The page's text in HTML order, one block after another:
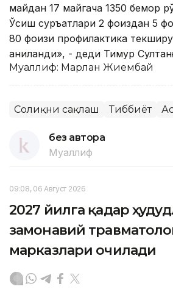
майдан 17 майгача 1350 бемор
Ўсиш суръатлари 2 фоиздан 5
80 фоизи профилактика
аниқланди», - деди Тимур
Муаллиф: Марлан Жиембай
Соғлиқни сақлаш Тиббиёт
без автора
Муаллиф
09:08, 06 Август 2026
2027 йилга қадар
замонавий
марказлари очилади